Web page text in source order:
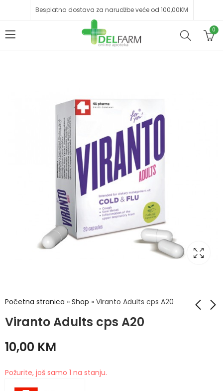
Besplatna dostava za narudžbe veće od 100,00KM
0
Početna stranica » Shop » Viranto Adults cps A20
Viranto Adults cps A20
10,00 KM
Požurite, još samo 1 na stanju.